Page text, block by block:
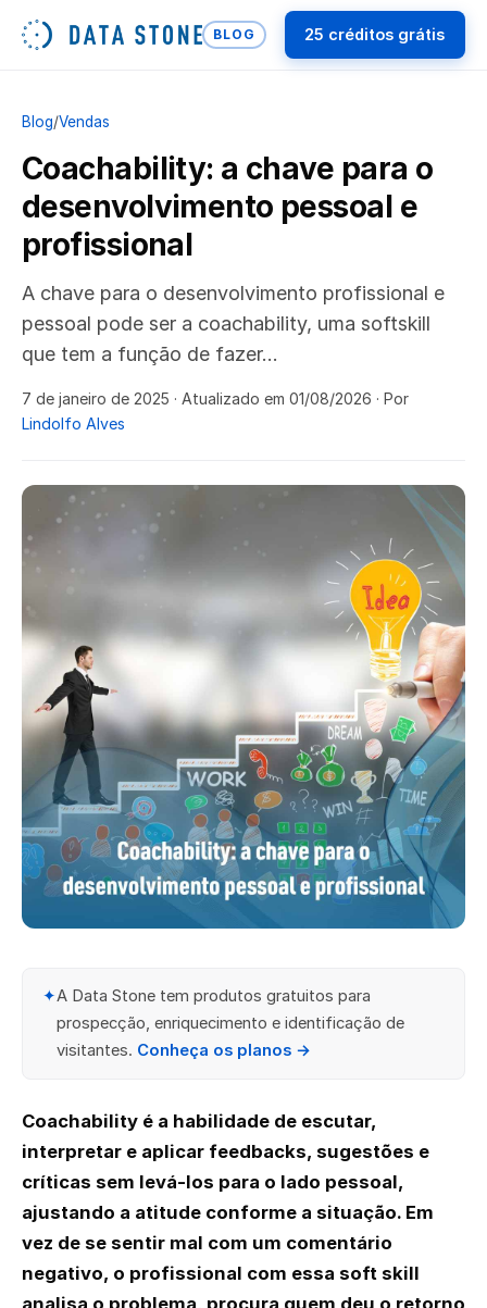
BLOG 25 créditos grátis
Blog/Vendas
Coachability: a chave para o
desenvolvimento pessoal e
profissional
A chave para o desenvolvimento profissional e
pessoal pode ser a coachability, uma softskill
que tem a função de fazer…
7 de janeiro de 2025 · Atualizado em 01/08/2026 · Por
Lindolfo Alves
✦A Data Stone tem produtos gratuitos para
prospecção, enriquecimento e identificação de
visitantes. Conheça os planos →
Coachability é a habilidade de escutar,
interpretar e aplicar feedbacks, sugestões e
críticas sem levá-los para o lado pessoal,
ajustando a atitude conforme a situação. Em
vez de se sentir mal com um comentário
negativo, o profissional com essa soft skill
analisa o problema, procura quem deu o retorno